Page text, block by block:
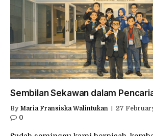
Sembilan Sekawan dalam
By Maria Fransiska Walintukan
27
0